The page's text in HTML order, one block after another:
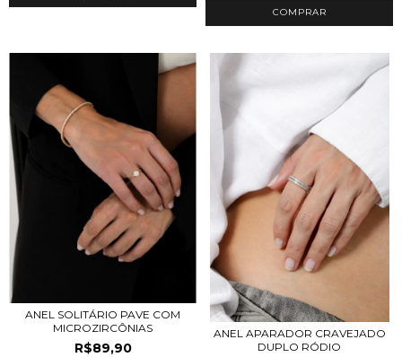
COMPRAR
ANEL SOLITÁRIO PAVE COM
MICROZIRCÔNIAS
R$89,90
ANEL APARADOR CRAVEJADO
DUPLO RÓDIO